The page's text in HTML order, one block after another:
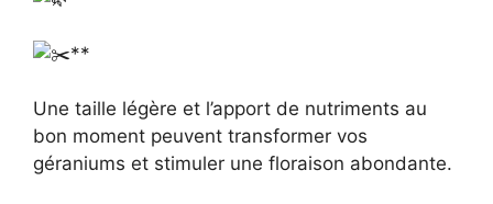
**
Une taille légère et l’apport de nutriments au
bon moment peuvent transformer vos
géraniums et stimuler une floraison abondante.